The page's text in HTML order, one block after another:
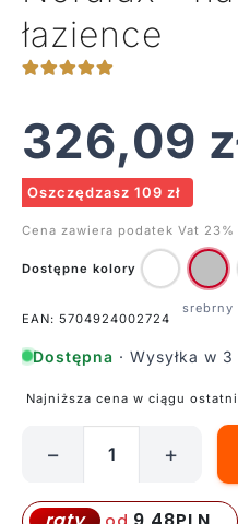
łazience
326,09
Oszczędzasz 109 zł
Cena zawiera podatek Vat 23%
Dostępne kolory
EAN: 5704924002724
Dostępna · Wysyłka w
Najniższa cena w ciągu
kinkiet
− +